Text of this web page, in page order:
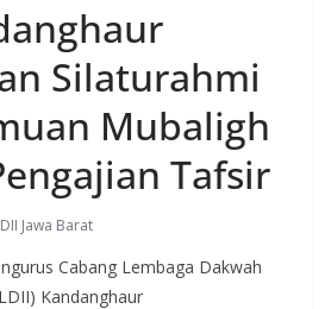
Silaturahmi
Mubaligh
Tafsir
Jawa Barat
Cabang Lembaga Dakwah
Kandanghaur